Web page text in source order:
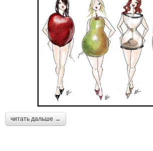
читать дальше →